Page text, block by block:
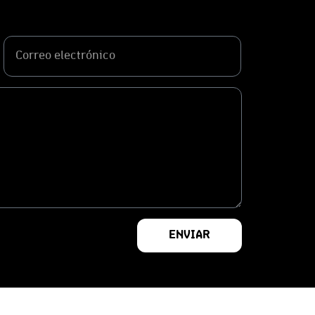
ENVIAR